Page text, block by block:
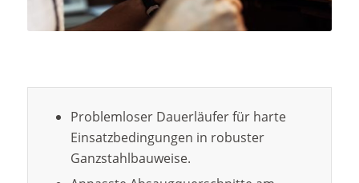
Problemloser Dauerläufer für harte
Einsatzbedingungen in robuster
Ganzstahlbauweise.